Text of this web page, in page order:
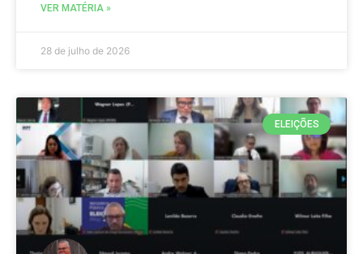
VER MATÉRIA »
28 de julho de 2026
ELEIÇÕES